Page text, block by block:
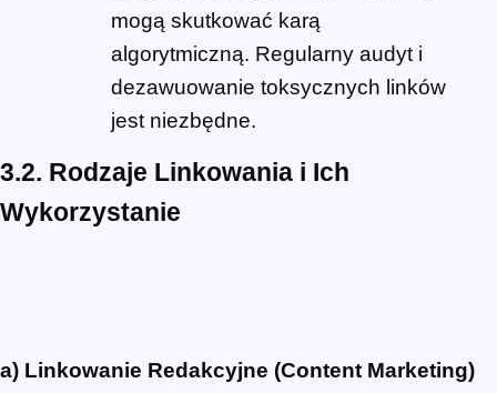
mogą skutkować karą
algorytmiczną. Regularny audyt i
dezawuowanie toksycznych linków
jest niezbędne.
3.2. Rodzaje Linkowania i Ich
Wykorzystanie
a) Linkowanie Redakcyjne (Content Marketing)